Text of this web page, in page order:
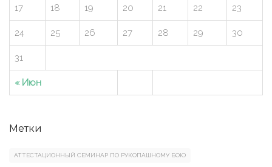
« Июн
17 18 19 20 21 22 23
24 25 26 27 28 29 30
31
Метки
АТТЕСТАЦИОННЫЙ СЕМИНАР ПО РУКОПАШНОМУ БОЮ